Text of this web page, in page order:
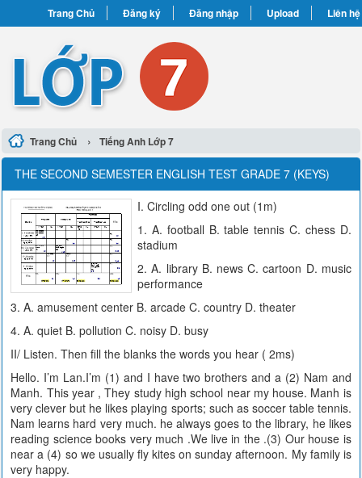
Trang Chủ Đăng ký Đăng nhập Upload Liên hệ
Trang Chủ › Tiếng Anh Lớp 7
THE SECOND SEMESTER ENGLISH TEST GRADE 7 (KEYS)
I. Circling odd one out (1m)
1. A. football B. table tennis C. chess D.
stadium
2. A. library B. news C. cartoon D. music
performance
3. A. amusement center B. arcade C. country D. theater
4. A. quiet B. pollution C. noisy D. busy
II/ Listen. Then fill the blanks the words you hear ( 2ms)
Hello. I’m Lan.I’m (1) and I have two brothers and a (2) Nam and
Manh. This year , They study high school near my house. Manh is
very clever but he likes playing sports; such as soccer table tennis.
Nam learns hard very much. he always goes to the library, he likes
reading science books very much .We live in the .(3) Our house is
near a (4) so we usually fly kites on sunday afternoon. My family is
very happy.